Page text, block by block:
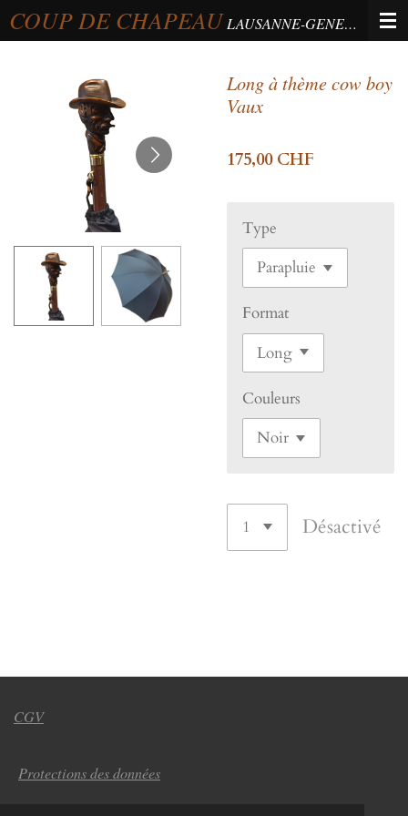
Passer
au
COUP DE CHAPEAU LAUSANNE-GENEVA-BERNE
Long à thème cow boy
Vaux
175,00 CHF
Type
Format
Couleurs
Désactivé
CGV
Protections des données